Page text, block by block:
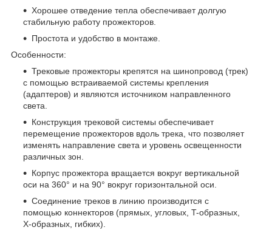
Хорошее отведение тепла обеспечивает долгую
стабильную работу прожекторов.
Простота и удобство в монтаже.
Особенности:
Трековые прожекторы крепятся на шинопровод (трек)
с помощью встраиваемой системы крепления
(адаптеров) и являются источником направленного
света.
Конструкция трековой системы обеспечивает
перемещение прожекторов вдоль трека, что позволяет
изменять направление света и уровень освещенности
различных зон.
Корпус прожектора вращается вокруг вертикальной
оси на 360° и на 90° вокруг горизонтальной оси.
Соединение треков в линию производится с
помощью коннекторов (прямых, угловых, T-образных,
X-образных, гибких).